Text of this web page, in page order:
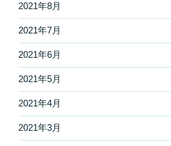
2021年8月
2021年7月
2021年6月
2021年5月
2021年4月
2021年3月